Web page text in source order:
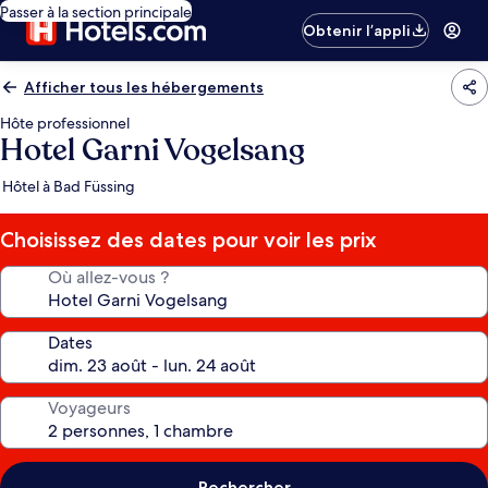
Passer à la section principale
Obtenir l’appli
Afficher tous les hébergements
Hôte professionnel
Hotel Garni Vogelsang
Hôtel à Bad Füssing
Choisissez des dates pour voir les prix
Où allez-vous ?
Dates
Voyageurs